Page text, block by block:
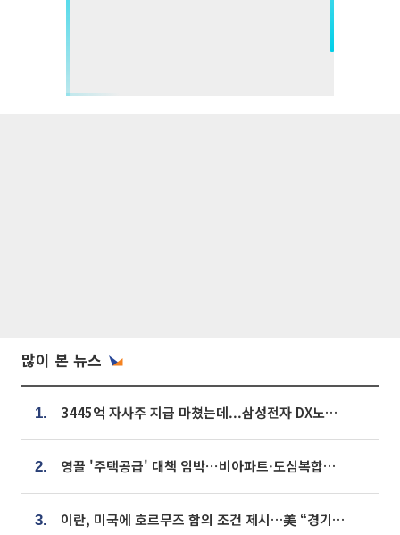
많이 본 뉴스
1. 3445억 자사주 지급 마쳤는데...삼성전자 DX노조, 뒤늦은 '떼쓰기 집회'
2. 영끌 '주택공급' 대책 임박⋯비아파트·도심복합까지 총동원
3. 이란, 미국에 호르무즈 합의 조건 제시…美 “경기 아직 안 끝나” [종합]